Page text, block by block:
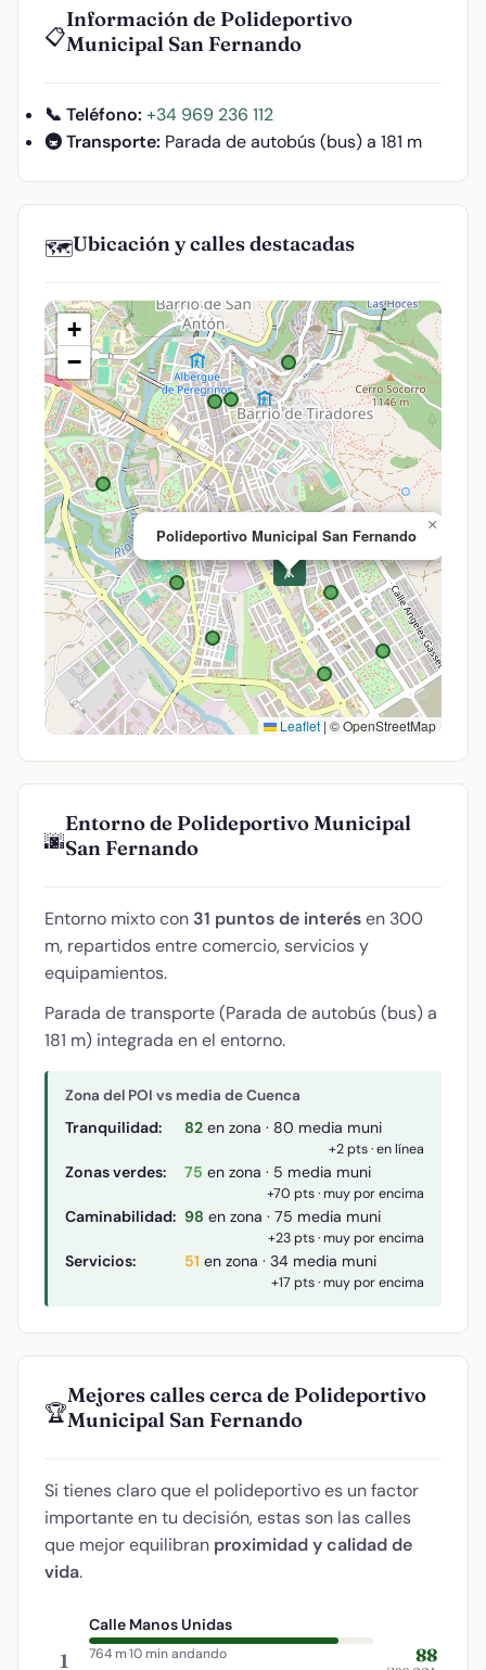
📋
Información de Polideportivo
Municipal San Fernando
📞 Teléfono: +34 969 236 112
🚇 Transporte: Parada de autobús (bus) a 181 m
🗺️Ubicación y calles destacadas
🤸
Polideportivo Municipal San Fernando
×
+
−
Leaflet | © OpenStreetMap
🌆
Entorno de Polideportivo Municipal
San Fernando
Entorno mixto con 31 puntos de interésen 300
m, repartidos entre comercio, servicios y
equipamientos.
Parada de transporte (Parada de autobús (bus) a
181 m) integrada en el entorno.
Zona del POI vs media de Cuenca
Tranquilidad: 82 en zona · 80 media muni
+2 pts · en línea
Zonas verdes: 75 en zona · 5 media muni
+70 pts · muy por encima
Caminabilidad: 98 en zona · 75 media muni
+23 pts · muy por encima
Servicios: 51 en zona · 34 media muni
+17 pts · muy por encima
🏆
Mejores calles cerca de Polideportivo
Municipal San Fernando
Si tienes claro que el polideportivo es un factor
importante en tu decisión, estas son las calles
que mejor equilibran proximidad y calidad de
vida.
1
Calle Manos Unidas
764 m·10 min andando 88